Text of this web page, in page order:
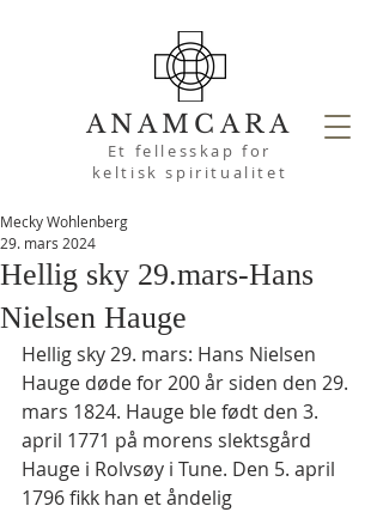
ANAMCARA
Et fellesskap for
keltisk spiritualitet
Hellig sky 29.mars-Hans
Nielsen Hauge
Mecky Wohlenberg
29. mars 2024
Hellig sky 29. mars: Hans Nielsen
Hauge døde for 200 år siden den 29.
mars 1824. Hauge ble født den 3.
april 1771 på morens slektsgård
Hauge i Rolvsøy i Tune. Den 5. april
1796 fikk han et åndelig